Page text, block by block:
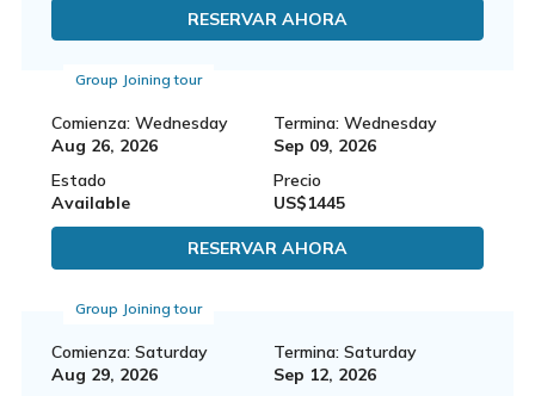
RESERVAR AHORA
Comienza: Wednesday
Aug 26, 2026
Group Joining tour
Termina: Wednesday
Sep 09, 2026
Estado
Available
Precio
US$1445
RESERVAR AHORA
Comienza: Saturday
Aug 29, 2026
Group Joining tour
Termina: Saturday
Sep 12, 2026